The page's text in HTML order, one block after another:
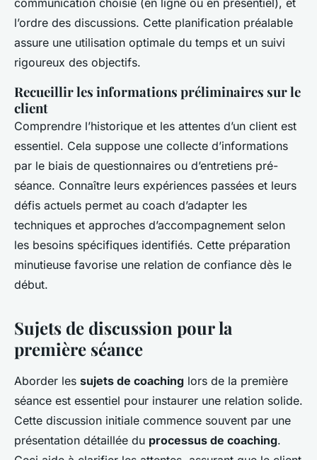
communication choisie (en ligne ou en présentiel), et
l’ordre des discussions. Cette planification préalable
assure une utilisation optimale du temps et un suivi
rigoureux des objectifs.
Recueillir les informations préliminaires sur le
client
Comprendre l’historique et les attentes d’un client est
essentiel. Cela suppose une collecte d’informations
par le biais de questionnaires ou d’entretiens pré-
séance. Connaître leurs expériences passées et leurs
défis actuels permet au coach d’adapter les
techniques et approches d’accompagnement selon
les besoins spécifiques identifiés. Cette préparation
minutieuse favorise une relation de confiance dès le
début.
Sujets de discussion pour la
première séance
Aborder les sujets de coaching lors de la première
séance est essentiel pour instaurer une relation solide.
Cette discussion initiale commence souvent par une
présentation détaillée du processus de coaching.